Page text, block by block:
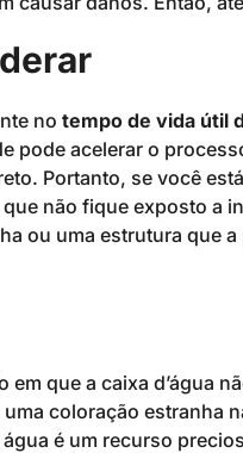
no tempo de vida útil
pode acelerar o
Portanto, se você
não fique exposto a
ou uma estrutura que a
que a caixa d’água
coloração estranha
é um recurso